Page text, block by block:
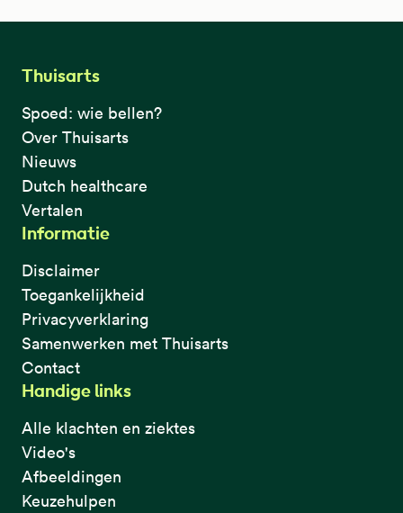
Thuisarts
Spoed: wie bellen?
Over Thuisarts
Nieuws
Dutch healthcare
Vertalen
Informatie
Disclaimer
Toegankelijkheid
Privacyverklaring
Samenwerken met Thuisarts
Contact
Handige links
Alle klachten en ziektes
Video's
Afbeeldingen
Keuzehulpen